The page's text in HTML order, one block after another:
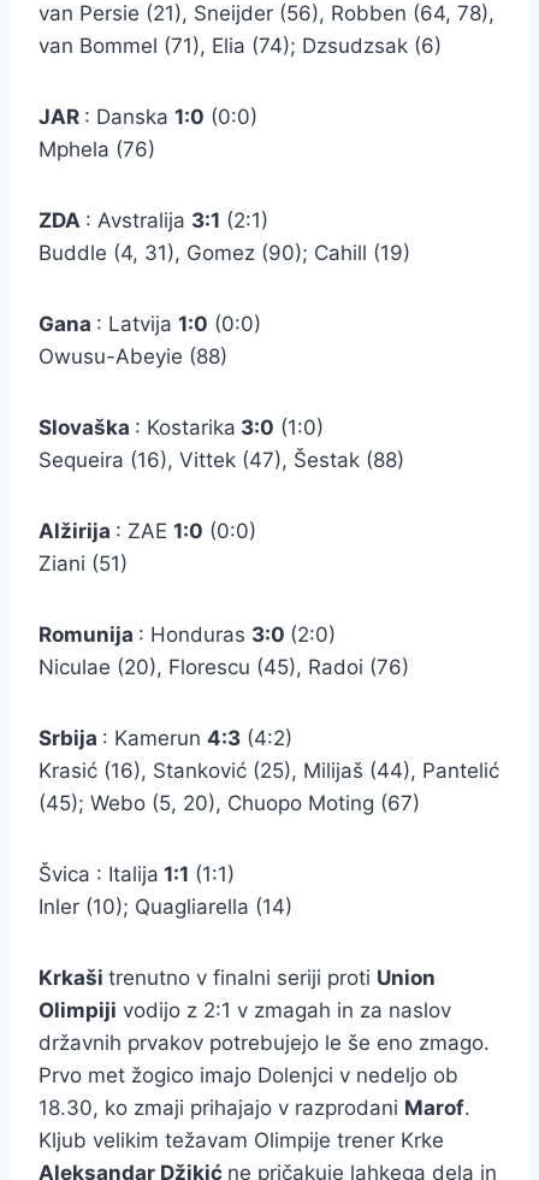
van Persie (21), Sneijder (56), Robben (64, 78),
van Bommel (71), Elia (74); Dzsudzsak (6)
JAR : Danska 1:0 (0:0)
Mphela (76)
ZDA : Avstralija 3:1 (2:1)
Buddle (4, 31), Gomez (90); Cahill (19)
Gana : Latvija 1:0 (0:0)
Owusu-Abeyie (88)
Slovaška : Kostarika 3:0 (1:0)
Sequeira (16), Vittek (47), Šestak (88)
Alžirija : ZAE 1:0 (0:0)
Ziani (51)
Romunija : Honduras 3:0 (2:0)
Niculae (20), Florescu (45), Radoi (76)
Srbija : Kamerun 4:3 (4:2)
Krasić (16), Stanković (25), Milijaš (44), Pantelić
(45); Webo (5, 20), Chuopo Moting (67)
Švica : Italija 1:1 (1:1)
Inler (10); Quagliarella (14)
Krkaši trenutno v finalni seriji proti Union
Olimpiji vodijo z 2:1 v zmagah in za naslov
državnih prvakov potrebujejo le še eno zmago.
Prvo met žogico imajo Dolenjci v nedeljo ob
18.30, ko zmaji prihajajo v razprodani Marof.
Kljub velikim težavam Olimpije trener Krke
Aleksandar Džikić ne pričakuje lahkega dela in